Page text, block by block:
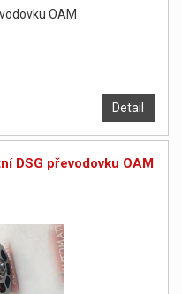
OAM
Detail
DSG převodovku OAM